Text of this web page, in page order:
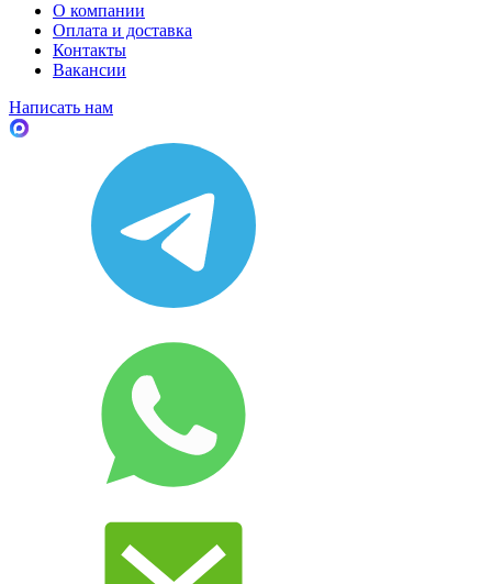
О компании
Оплата и доставка
Контакты
Вакансии
Написать нам